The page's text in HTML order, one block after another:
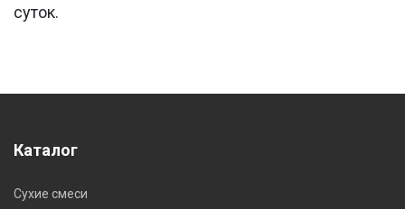
суток.
Каталог
Сухие смеси